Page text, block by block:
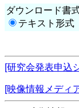
ダウンロード書
テキスト形式
[研究会発表申込
[映像情報メディ